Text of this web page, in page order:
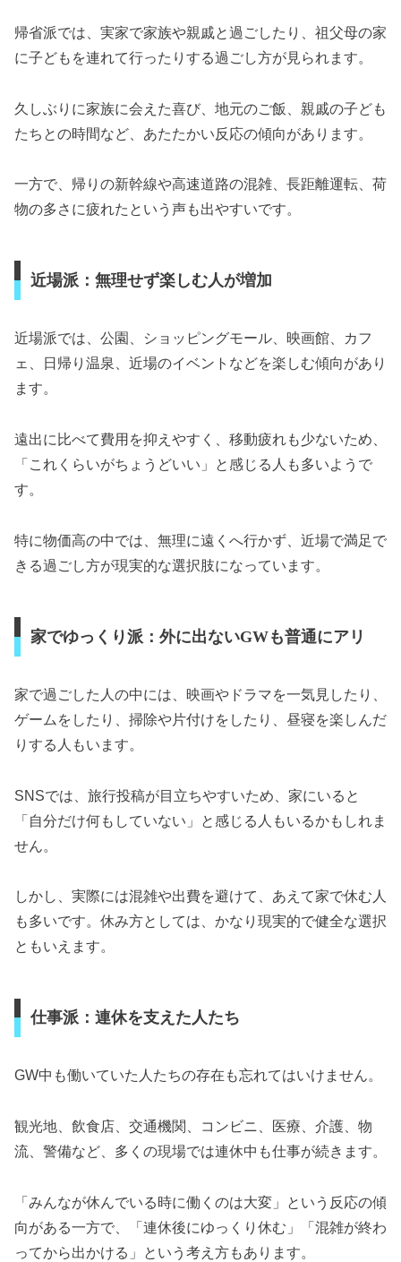
帰省派では、実家で家族や親戚と過ごしたり、祖父母の家
に子どもを連れて行ったりする過ごし方が見られます。
久しぶりに家族に会えた喜び、地元のご飯、親戚の子ども
たちとの時間など、あたたかい反応の傾向があります。
一方で、帰りの新幹線や高速道路の混雑、長距離運転、荷
物の多さに疲れたという声も出やすいです。
近場派：無理せず楽しむ人が増加
近場派では、公園、ショッピングモール、映画館、カフ
ェ、日帰り温泉、近場のイベントなどを楽しむ傾向があり
ます。
遠出に比べて費用を抑えやすく、移動疲れも少ないため、
「これくらいがちょうどいい」と感じる人も多いようで
す。
特に物価高の中では、無理に遠くへ行かず、近場で満足で
きる過ごし方が現実的な選択肢になっています。
家でゆっくり派：外に出ないGWも普通にアリ
家で過ごした人の中には、映画やドラマを一気見したり、
ゲームをしたり、掃除や片付けをしたり、昼寝を楽しんだ
りする人もいます。
SNSでは、旅行投稿が目立ちやすいため、家にいると
「自分だけ何もしていない」と感じる人もいるかもしれま
せん。
しかし、実際には混雑や出費を避けて、あえて家で休む人
も多いです。休み方としては、かなり現実的で健全な選択
ともいえます。
仕事派：連休を支えた人たち
GW中も働いていた人たちの存在も忘れてはいけません。
観光地、飲食店、交通機関、コンビニ、医療、介護、物
流、警備など、多くの現場では連休中も仕事が続きます。
「みんなが休んでいる時に働くのは大変」という反応の傾
向がある一方で、「連休後にゆっくり休む」「混雑が終わ
ってから出かける」という考え方もあります。